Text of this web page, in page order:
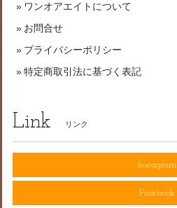
ワンオアエイトについて
お問合せ
プライバシーポリシー
特定商取引法に基づく表記
Link リンク
Instagram
Facebook